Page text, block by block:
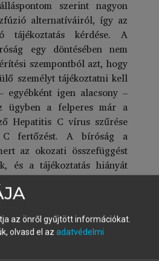
szerint nagyon
alternatíváiról, így az
tájékoztatás kérdése. A
egy döntésében nem
szempontból azt, hogy
személyt tájékoztatni kell
igen alacsony –
ügyben a felperes már a
Hepatitis C vírus szűrése
fertőzést. A bíróság a
az okozati összefüggést
és a tájékoztatás hiányát
álláspontja szerint „a
számára szükséges volt, és
a felperest tájékoztatni
hivatkozhat szakmai alappal
is beszerezhető lett volna a
az önről gyűjtött információkat.
olvasd el az adatvédelmi